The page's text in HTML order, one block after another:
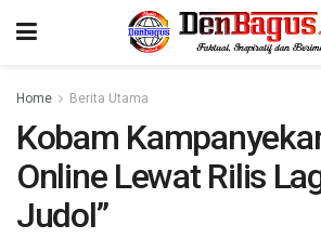
Home Berita Utama
Kobam
Online Lewat Rilis
Judol”